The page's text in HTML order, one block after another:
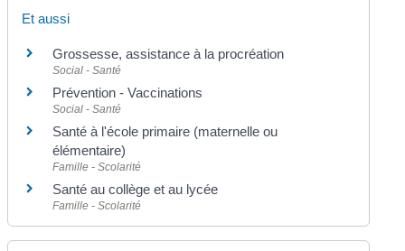
Et aussi
Grossesse, assistance à la procréation
Social - Santé
Prévention - Vaccinations
Social - Santé
Santé à l'école primaire (maternelle ou
élémentaire)
Famille - Scolarité
Santé au collège et au lycée
Famille - Scolarité